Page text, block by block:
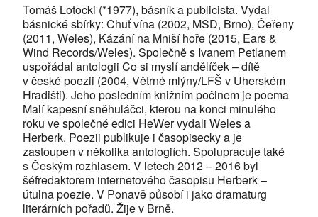
Tomáš Lotocki (*1977), básník a publicista. Vydal
básnické sbírky: Chuť vína (2002, MSD, Brno), Čeřeny
(2011, Weles), Kázání na Mniší hoře (2015, Ears &
Wind Records/Weles). Společně s Ivanem Petlanem
uspořádal antologii Co si myslí andělíček – dítě
v české poezii (2004, Větrné mlýny/LFŠ v Uherském
Hradišti). Jeho posledním knižním počinem je poema
Malí kapesní sněhuláčci, kterou na konci minulého
roku ve společné edici HeWer vydali Weles a
Herberk. Poezii publikuje i časopisecky a je
zastoupen v několika antologiích. Spolupracuje také
s Českým rozhlasem. V letech 2012 – 2016 byl
šéfredaktorem internetového časopisu Herberk –
útulna poezie. V Ponavě působí i jako dramaturg
literárních pořadů. Žije v Brně.